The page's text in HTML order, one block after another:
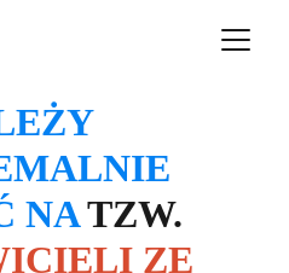
NA TZW.
ZE